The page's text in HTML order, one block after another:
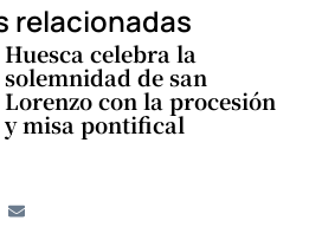
relacionadas
Huesca celebra la
solemnidad de san
Lorenzo con la procesión
y misa pontifical